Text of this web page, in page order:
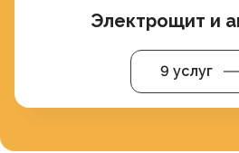
Электрощит и
9 услуг